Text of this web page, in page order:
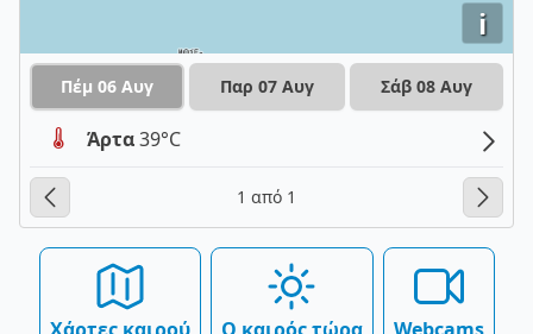
i
Πέμ 06 Αυγ Παρ 07 Αυγ Σάβ 08 Αυγ
Άρτα39°C
1 από 1